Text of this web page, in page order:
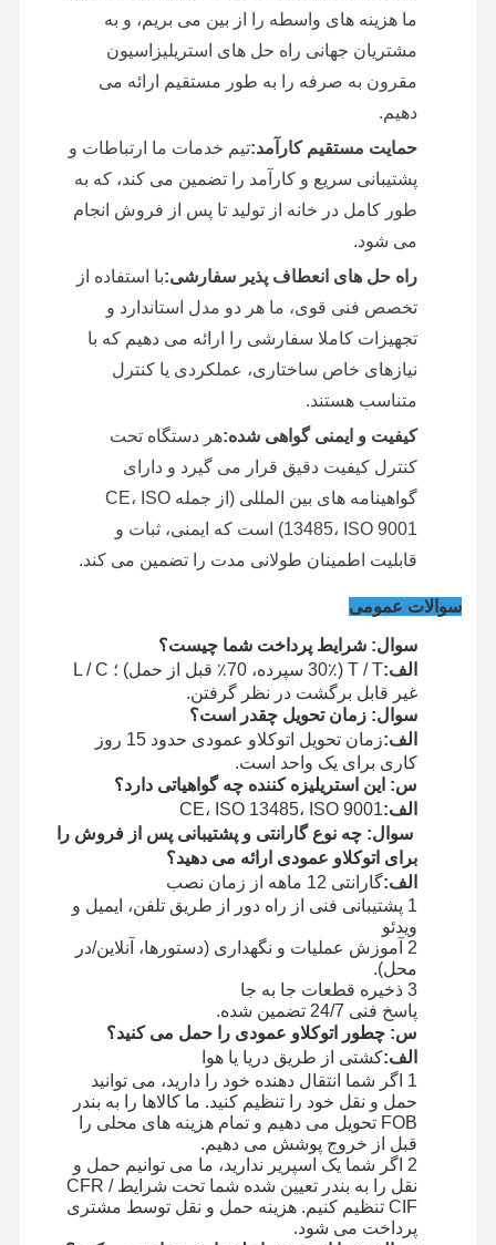
ما هزینه های واسطه را از بین می بریم، و به
مشتریان جهانی راه حل های استریلیزاسیون
مقرون به صرفه را به طور مستقیم ارائه می
دهیم.
حمایت مستقیم کارآمد:تیم خدمات ما ارتباطات و
پشتیبانی سریع و کارآمد را تضمین می کند، که به
طور کامل در خانه از تولید تا پس از فروش انجام
می شود.
راه حل های انعطاف پذیر سفارشی:با استفاده از
تخصص فنی قوی، ما هر دو مدل استاندارد و
تجهیزات کاملا سفارشی را ارائه می دهیم که با
نیازهای خاص ساختاری، عملکردی یا کنترل
متناسب هستند.
کیفیت و ایمنی گواهی شده:هر دستگاه تحت
کنترل کیفیت دقیق قرار می گیرد و دارای
گواهینامه های بین المللی (از جمله CE، ISO
13485، ISO 9001) است که ایمنی، ثبات و
قابلیت اطمینان طولانی مدت را تضمین می کند.
سوالات عمومی
سوال: شرایط پرداخت شما چیست؟
الف:
T / T (30٪ سپرده، 70٪ قبل از حمل) ؛ L / C
غیر قابل برگشت در نظر گرفتن.
سوال: زمان تحویل چقدر است؟
الف:
زمان تحویل اتوکلاو عمودی حدود 15 روز
کاری برای یک واحد است.
س: این استریلیزه کننده چه گواهیاتی دارد؟
الف:CE، ISO 13485، ISO 9001
سوال: چه نوع گارانتی و پشتیبانی پس از فروش را
برای اتوکلاو عمودی ارائه می دهید؟
الف:گارانتی 12 ماهه از زمان نصب
1 پشتیبانی فنی از راه دور از طریق تلفن، ایمیل و
ویدئو
2 آموزش عملیات و نگهداری (دستورها، آنلاین/در
محل).
3 ذخيره قطعات جا به جا
پاسخ فنی 24/7 تضمین شده.
س: چطور اتوکلاو عمودی را حمل می کنید؟
الف:کشتی از طریق دریا یا هوا
1 اگر شما انتقال دهنده خود را دارید، می توانید
حمل و نقل خود را تنظیم کنید. ما کالاها را به بندر
FOB تحویل می دهیم و تمام هزینه های محلی را
قبل از خروج پوشش می دهیم.
2 اگر شما یک اسپریر ندارید، ما می توانیم حمل و
نقل را به بندر تعیین شده شما تحت شرایط CFR /
CIF تنظیم کنیم. هزینه حمل و نقل توسط مشتری
پرداخت می شود.